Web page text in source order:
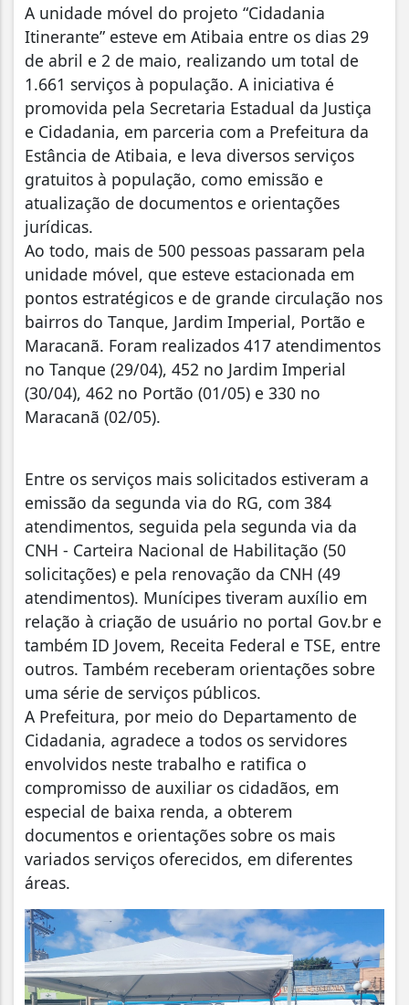
A unidade móvel do projeto “Cidadania
Itinerante” esteve em Atibaia entre os dias 29
de abril e 2 de maio, realizando um total de
1.661 serviços à população. A iniciativa é
promovida pela Secretaria Estadual da Justiça
e Cidadania, em parceria com a Prefeitura da
Estância de Atibaia, e leva diversos serviços
gratuitos à população, como emissão e
atualização de documentos e orientações
jurídicas.
Ao todo, mais de 500 pessoas passaram pela
unidade móvel, que esteve estacionada em
pontos estratégicos e de grande circulação nos
bairros do Tanque, Jardim Imperial, Portão e
Maracanã. Foram realizados 417 atendimentos
no Tanque (29/04), 452 no Jardim Imperial
(30/04), 462 no Portão (01/05) e 330 no
Maracanã (02/05).
Entre os serviços mais solicitados estiveram a
emissão da segunda via do RG, com 384
atendimentos, seguida pela segunda via da
CNH - Carteira Nacional de Habilitação (50
solicitações) e pela renovação da CNH (49
atendimentos). Munícipes tiveram auxílio em
relação à criação de usuário no portal Gov.br e
também ID Jovem, Receita Federal e TSE, entre
outros. Também receberam orientações sobre
uma série de serviços públicos.
A Prefeitura, por meio do Departamento de
Cidadania, agradece a todos os servidores
envolvidos neste trabalho e ratifica o
compromisso de auxiliar os cidadãos, em
especial de baixa renda, a obterem
documentos e orientações sobre os mais
variados serviços oferecidos, em diferentes
áreas.